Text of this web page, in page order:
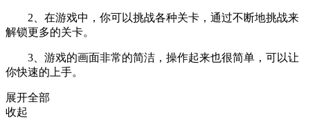
2、在游戏中，你可以挑战各种关卡，通过不断地挑战来
解锁更多的关卡。
3、游戏的画面非常的简洁，操作起来也很简单，可以让
你快速的上手。
展开全部
收起